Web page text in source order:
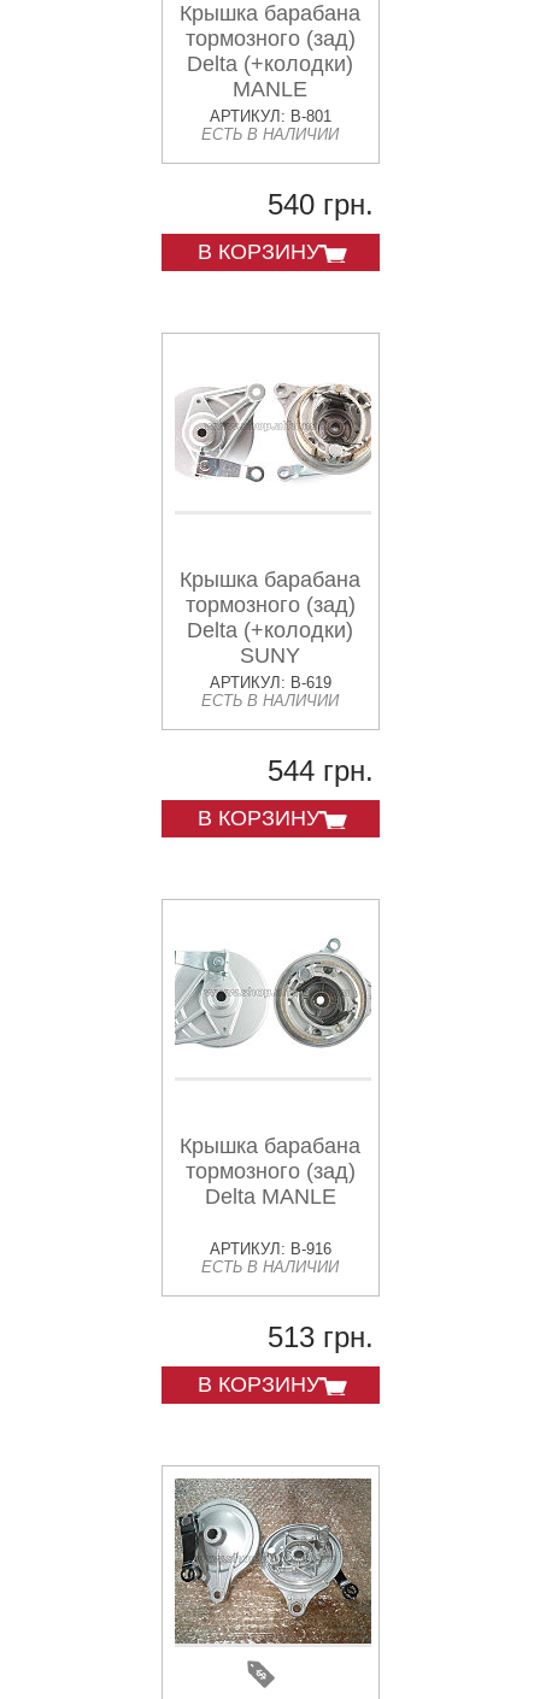
Крышка барабана
тормозного (зад)
Delta (+колодки)
MANLE
АРТИКУЛ: B-801
ЕСТЬ В НАЛИЧИИ
540 грн.
В КОРЗИНУ
Крышка барабана
тормозного (зад)
Delta (+колодки)
SUNY
АРТИКУЛ: B-619
ЕСТЬ В НАЛИЧИИ
544 грн.
В КОРЗИНУ
Крышка барабана
тормозного (зад)
Delta MANLE
АРТИКУЛ: B-916
ЕСТЬ В НАЛИЧИИ
513 грн.
В КОРЗИНУ